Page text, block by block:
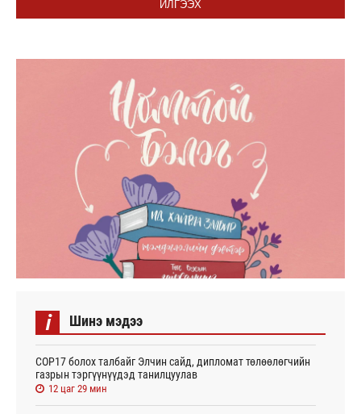
ИЛГЭЭХ
i Шинэ мэдээ
СОР17 болох талбайг Элчин сайд, дипломат төлөөлөгчийн
газрын тэргүүнүүдэд танилцуулав
12 цаг 29 мин